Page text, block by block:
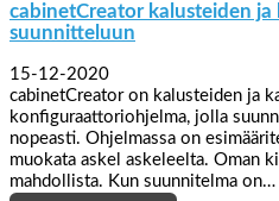
cabinetCreator kalusteiden ja
suunnitteluun
15-12-2020
cabinetCreator on kalusteiden ja
konfiguraattoriohjelma, jolla
nopeasti. Ohjelmassa on
muokata askel askeleelta. Oman
mahdollista. Kun suunnitelma on…